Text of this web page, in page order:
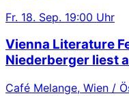
Fr. 18. Sep. 19:00 Uhr
Vienna Literature
Niederberger liest
Café Melange, Wien /